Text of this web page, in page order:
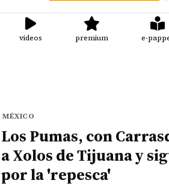
videos premium e-
MÉXICO
Los Pumas, con
a Xolos de Tijuana y
por la 'repesca'